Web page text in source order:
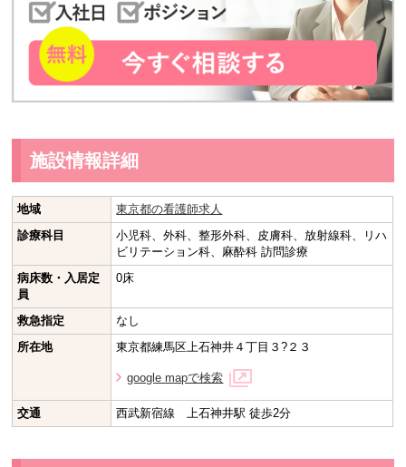
施設情報詳細
地域
東京都の看護師求人
診療科目
小児科、外科、整形外科、皮膚科、放射線科、リハ
ビリテーション科、麻酔科 訪問診療
病床数・入居定
員
0床
救急指定
なし
所在地
東京都練馬区上石神井４丁目３?２３
google mapで検索
交通 西武新宿線 上石神井駅 徒歩2分